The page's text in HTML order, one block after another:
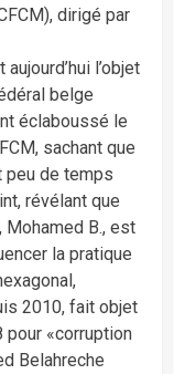
dirigé par
l’objet
belge
éclaboussé le
sachant que
peu de temps
révélant que
Mohamed B., est
la pratique
2010, fait objet
pour «corruption
Belahreche